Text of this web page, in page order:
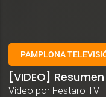
PAMPLONA
[VIDEO]
Vídeo por Festaro TV